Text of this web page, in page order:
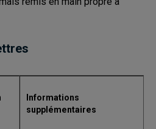
Informations
supplémentaires